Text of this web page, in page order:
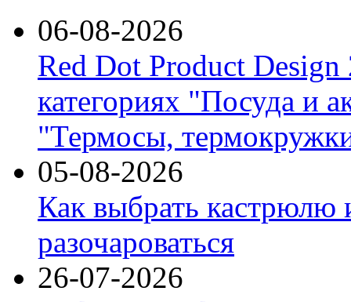
06-08-2026
Red Dot Product Design
категориях "Посуда и
"Термосы,
05-08-2026
Как выбрать кастрюлю
разочароваться
26-07-2026